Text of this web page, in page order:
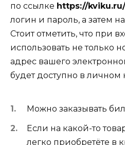
по ссылке https://
логин и пароль, а затем
Стоит отметить, что при
использовать не только
адрес вашего
будет доступно в личном
Можно заказывать
Если на какой-то
легко приобретёте в